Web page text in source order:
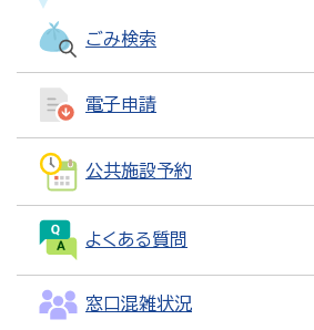
ごみ検索
電子申請
公共施設予約
よくある質問
窓口混雑状況